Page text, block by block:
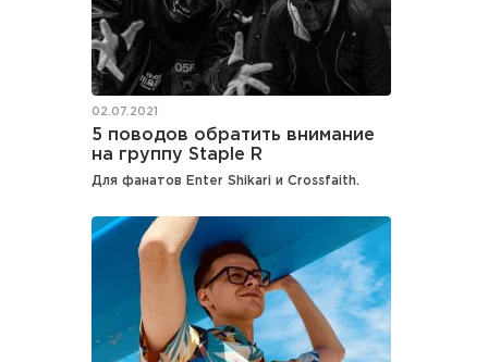
02.07.2021
5 поводов обратить внимание
на группу Staple R
Для фанатов Enter Shikari и Crossfaith.